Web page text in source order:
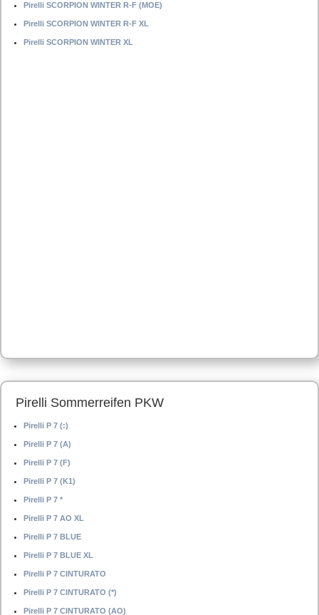
Pirelli SCORPION WINTER R-F (MOE)
Pirelli SCORPION WINTER R-F XL
Pirelli SCORPION WINTER XL
Pirelli Sommerreifen PKW
Pirelli P 7 (:)
Pirelli P 7 (A)
Pirelli P 7 (F)
Pirelli P 7 (K1)
Pirelli P 7 *
Pirelli P 7 AO XL
Pirelli P 7 BLUE
Pirelli P 7 BLUE XL
Pirelli P 7 CINTURATO
Pirelli P 7 CINTURATO (*)
Pirelli P 7 CINTURATO (AO)